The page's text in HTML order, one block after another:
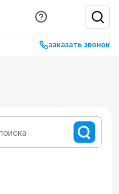
заказать звонок